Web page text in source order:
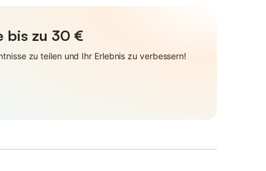
bis zu 30 €
zu teilen und Ihr Erlebnis zu verbessern!